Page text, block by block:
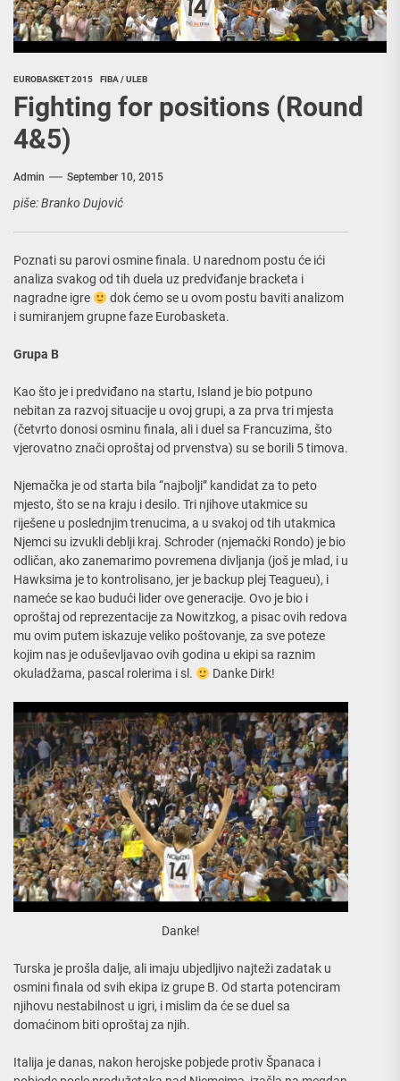
EUROBASKET 2015 FIBA / ULEB
Fighting for positions (Round
4&5)
Admin September 10, 2015
piše: Branko Dujović
Poznati su parovi osmine finala. U narednom postu će ići
analiza svakog od tih duela uz predviđanje bracketa i
nagradne igre
dok ćemo se u ovom postu baviti analizom
i sumiranjem grupne faze Eurobasketa.
Grupa B
Kao što je i predviđano na startu, Island je bio potpuno
nebitan za razvoj situacije u ovoj grupi, a za prva tri mjesta
(četvrto donosi osminu finala, ali i duel sa Francuzima, što
vjerovatno znači oproštaj od prvenstva) su se borili 5 timova.
Njemačka je od starta bila “najbolji” kandidat za to peto
mjesto, što se na kraju i desilo. Tri njihove utakmice su
riješene u poslednjim trenucima, a u svakoj od tih utakmica
Njemci su izvukli deblji kraj. Schroder (njemački Rondo) je bio
odličan, ako zanemarimo povremena divljanja (još je mlad, i u
Hawksima je to kontrolisano, jer je backup plej Teagueu), i
nameće se kao budući lider ove generacije. Ovo je bio i
oproštaj od reprezentacije za Nowitzkog, a pisac ovih redova
mu ovim putem iskazuje veliko poštovanje, za sve poteze
kojim nas je oduševljavao ovih godina u ekipi sa raznim
okuladžama, pascal rolerima i sl.
Danke Dirk!
Danke!
Turska je prošla dalje, ali imaju ubjedljivo najteži zadatak u
osmini finala od svih ekipa iz grupe B. Od starta potenciram
njihovu nestabilnost u igri, i mislim da će se duel sa
domaćinom biti oproštaj za njih.
Italija je danas, nakon herojske pobjede protiv Španaca i